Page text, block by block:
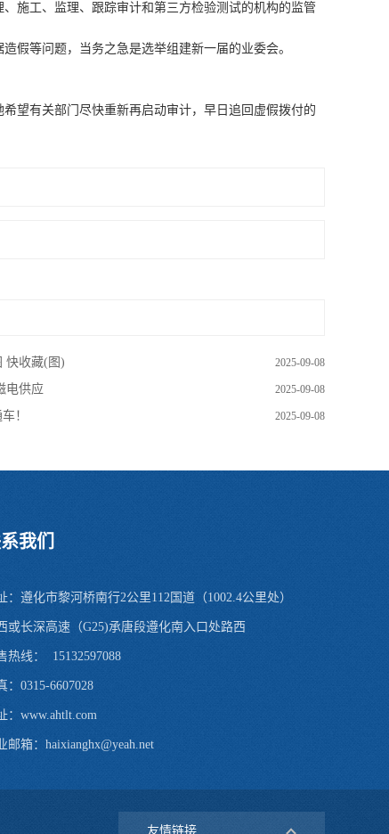
施工、监理、跟踪审计和第三方检验测试的机构的监管
等问题，当务之急是选举组建新一届的业委会。
望有关部门尽快重新再启动审计，早日追回虚假拨付的
快收藏(图) 2025-09-08
电供应 2025-09-08
！ 2025-09-08
我们
：遵化市黎河桥南行2公里112国道（1002.4公里处）
或长深高速（G25)承唐段遵化南入口处路西
热线： 15132597088
：0315-6607028
：www.ahtlt.com
邮箱：haixianghx@yeah.net
友情链接